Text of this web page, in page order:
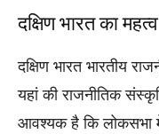
दक्षिण भारत का महत्व
दक्षिण भारत भारतीय
यहां की राजनीतिक
आवश्यक है कि लोकसभा